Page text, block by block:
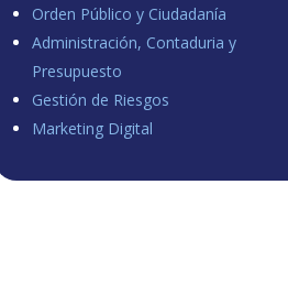
Orden Público y Ciudadanía
Administración, Contaduria y
Presupuesto
Gestión de Riesgos
Marketing Digital